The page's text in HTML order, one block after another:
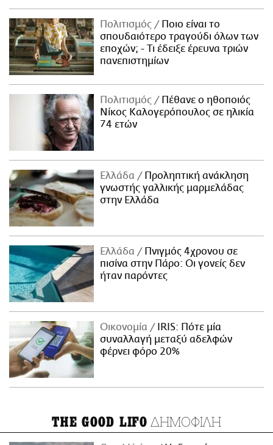
Πολιτισμός
Ποιο είναι το
σπουδαιότερο τραγούδι όλων των
εποχών; - Τι έδειξε έρευνα τριών
πανεπιστημίων
Πολιτισμός
Πέθανε ο ηθοποιός
Νίκος Καλογερόπουλος σε ηλικία
74 ετών
Ελλάδα
Προληπτική ανάκληση
γνωστής γαλλικής μαρμελάδας
στην Ελλάδα
Ελλάδα
Πνιγμός 4χρονου σε
πισίνα στην Πάρο: Οι γονείς δεν
ήταν παρόντες
Οικονομία
IRIS: Πότε μία
συναλλαγή μεταξύ αδελφών
φέρνει φόρο 20%
THE GOOD LIFO ΔΗΜΟΦΙΛΗ